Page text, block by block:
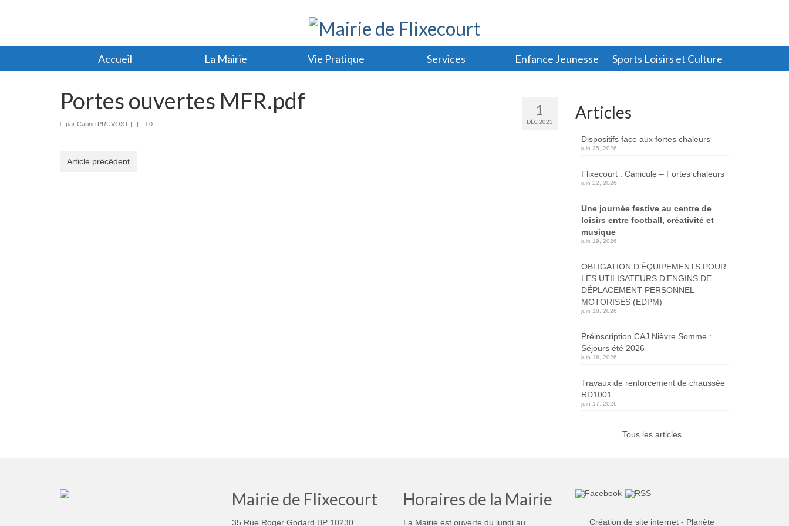
Accueil La Mairie Vie Pratique Services Enfance Jeunesse Sports Loisirs et Culture
1
DÉC 2023
Portes ouvertes MFR.pdf
par Carine PRUVOST | | 0
Article précédent
Articles
Dispositifs face aux fortes chaleurs
juin 25, 2026
Flixecourt : Canicule – Fortes chaleurs
juin 22, 2026
Une journée festive au centre de
loisirs entre football, créativité et
musique
juin 19, 2026
OBLIGATION D’ÉQUIPEMENTS POUR
LES UTILISATEURS D’ENGINS DE
DÉPLACEMENT PERSONNEL
MOTORISÉS (EDPM)
juin 18, 2026
Préinscription CAJ Nièvre Somme :
Séjours été 2026
juin 18, 2026
Travaux de renforcement de chaussée
RD1001
juin 17, 2026
Tous les articles
Mairie de Flixecourt
35 Rue Roger Godard BP 10230
Horaires de la Mairie
La Mairie est ouverte du lundi au
Création de site internet - Planète